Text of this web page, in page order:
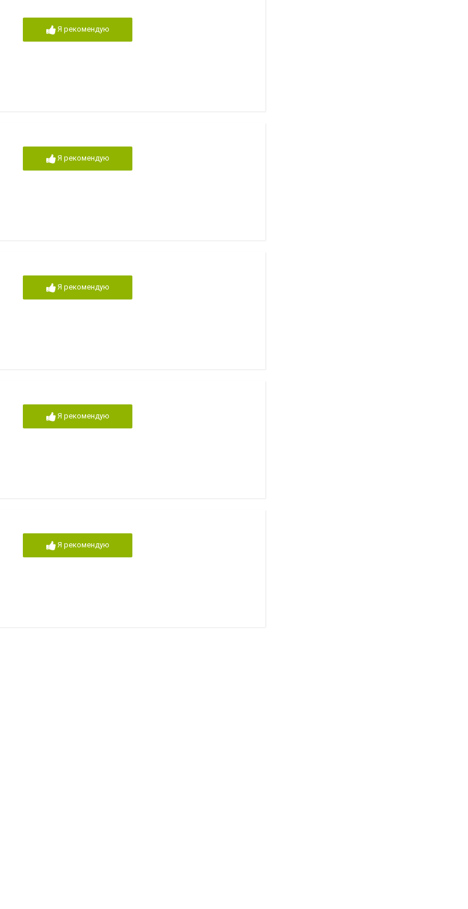
Я рекомендую
Я рекомендую
Я рекомендую
Я рекомендую
Я рекомендую